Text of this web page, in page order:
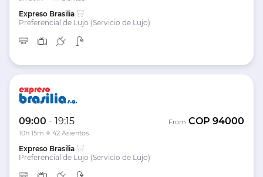
Expreso Brasilia
Preferencial de Lujo (Servicio de Lujo)
09:00 - 19:15
10h 15m 42 Asientos
From COP 94000
Expreso Brasilia
Preferencial de Lujo (Servicio de Lujo)